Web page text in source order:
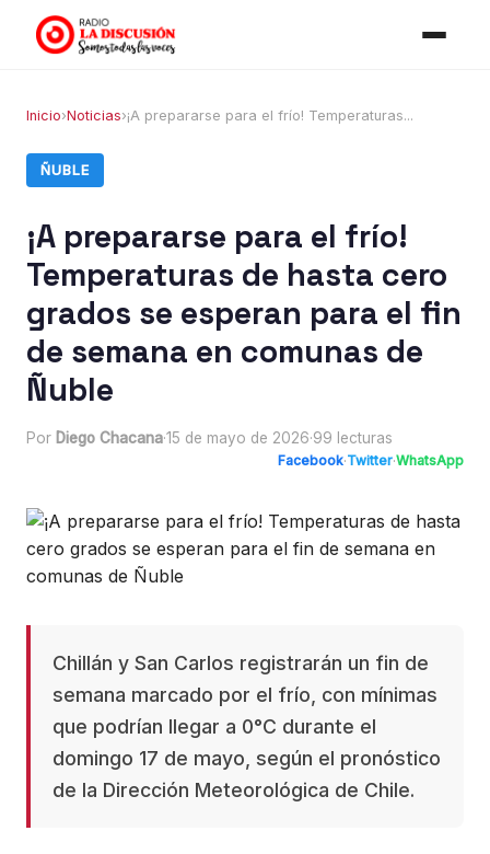
Inicio›Noticias›¡A prepararse para el frío! Temperaturas...
ÑUBLE
¡A prepararse para el frío!
Temperaturas de hasta cero
grados se esperan para el fin
de semana en comunas de
Ñuble
Por Diego Chacana·15 de mayo de 2026·99 lecturas
Facebook·Twitter·WhatsApp
Chillán y San Carlos registrarán un fin de
semana marcado por el frío, con mínimas
que podrían llegar a 0°C durante el
domingo 17 de mayo, según el pronóstico
de la Dirección Meteorológica de Chile.